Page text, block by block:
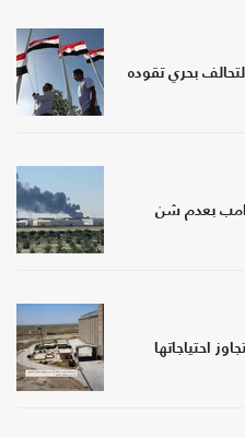
بحري تقوده
بعدم شن
احتياجاتها